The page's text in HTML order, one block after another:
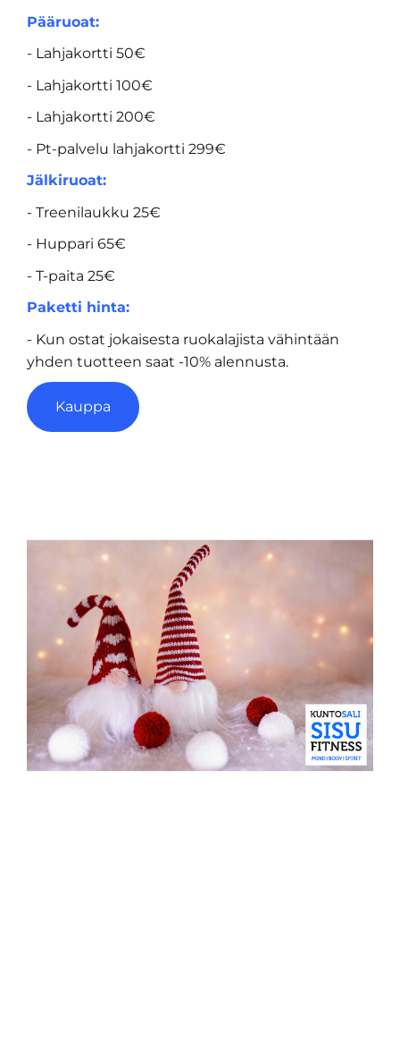
Pääruoat:
- Lahjakortti 50€
- Lahjakortti 100€
- Lahjakortti 200€
- Pt-palvelu lahjakortti 299€
Jälkiruoat:
- Treenilaukku 25€
- Huppari 65€
- T-paita 25€
Paketti hinta:
- Kun ostat jokaisesta ruokalajista vähintään
yhden tuotteen saat -10% alennusta.
Kauppa